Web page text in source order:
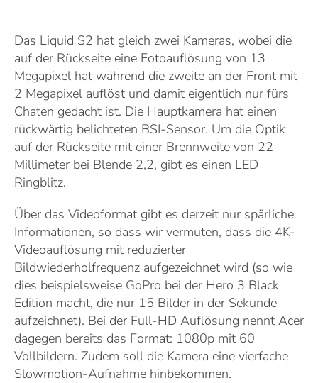
Das Liquid S2 hat gleich zwei Kameras, wobei die
auf der Rückseite eine Fotoauflösung von 13
Megapixel hat während die zweite an der Front mit
2 Megapixel auflöst und damit eigentlich nur fürs
Chaten gedacht ist. Die Hauptkamera hat einen
rückwärtig belichteten BSI-Sensor. Um die Optik
auf der Rückseite mit einer Brennweite von 22
Millimeter bei Blende 2,2, gibt es einen LED
Ringblitz.
Über das Videoformat gibt es derzeit nur spärliche
Informationen, so dass wir vermuten, dass die 4K-
Videoauflösung mit reduzierter
Bildwiederholfrequenz aufgezeichnet wird (so wie
dies beispielsweise GoPro bei der Hero 3 Black
Edition macht, die nur 15 Bilder in der Sekunde
aufzeichnet). Bei der Full-HD Auflösung nennt Acer
dagegen bereits das Format: 1080p mit 60
Vollbildern. Zudem soll die Kamera eine vierfache
Slowmotion-Aufnahme hinbekommen.